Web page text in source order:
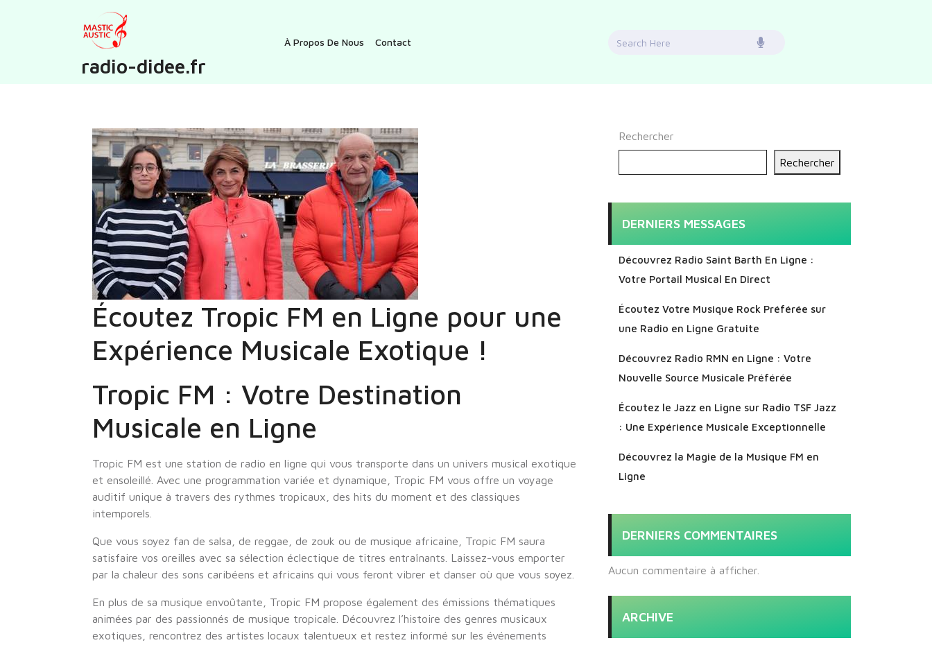
radio-didee.fr
À Propos De Nous Contact
Search
Écoutez Tropic FM en Ligne pour une
Expérience Musicale Exotique !
Tropic FM : Votre Destination
Musicale en Ligne
Tropic FM est une station de radio en ligne qui vous transporte dans un univers musical exotique
et ensoleillé. Avec une programmation variée et dynamique, Tropic FM vous offre un voyage
auditif unique à travers des rythmes tropicaux, des hits du moment et des classiques
intemporels.
Que vous soyez fan de salsa, de reggae, de zouk ou de musique africaine, Tropic FM saura
satisfaire vos oreilles avec sa sélection éclectique de titres entraînants. Laissez-vous emporter
par la chaleur des sons caribéens et africains qui vous feront vibrer et danser où que vous soyez.
En plus de sa musique envoûtante, Tropic FM propose également des émissions thématiques
animées par des passionnés de musique tropicale. Découvrez l’histoire des genres musicaux
exotiques, rencontrez des artistes locaux talentueux et restez informé sur les événements
Rechercher
Rechercher
DERNIERS MESSAGES
Découvrez Radio Saint Barth En Ligne :
Votre Portail Musical En Direct
Écoutez Votre Musique Rock Préférée sur
une Radio en Ligne Gratuite
Découvrez Radio RMN en Ligne : Votre
Nouvelle Source Musicale Préférée
Écoutez le Jazz en Ligne sur Radio TSF Jazz
: Une Expérience Musicale Exceptionnelle
Découvrez la Magie de la Musique FM en
Ligne
DERNIERS COMMENTAIRES
Aucun commentaire à afficher.
ARCHIVE